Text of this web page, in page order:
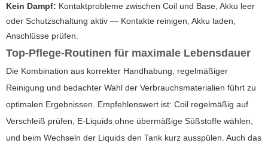
Kein Dampf: Kontaktprobleme zwischen Coil und Base, Akku leer
oder Schutzschaltung aktiv — Kontakte reinigen, Akku laden,
Anschlüsse prüfen.
Top-Pflege-Routinen für maximale Lebensdauer
Die Kombination aus korrekter Handhabung, regelmäßiger
Reinigung und bedachter Wahl der Verbrauchsmaterialien führt zu
optimalen Ergebnissen. Empfehlenswert ist: Coil regelmäßig auf
Verschleiß prüfen, E-Liquids ohne übermäßige Süßstoffe wählen,
und beim Wechseln der Liquids den Tank kurz ausspülen. Auch das